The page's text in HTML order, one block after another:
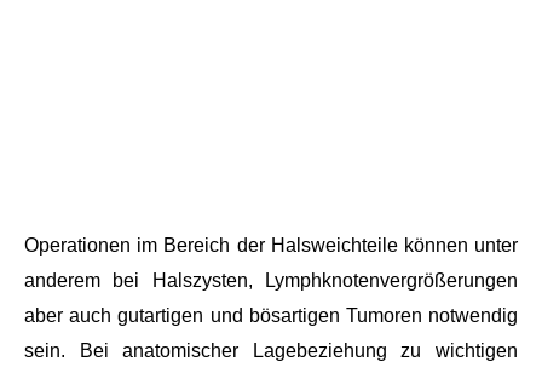
Operationen im Bereich der Halsweichteile können unter
anderem bei Halszysten, Lymphknotenvergrößerungen
aber auch gutartigen und bösartigen Tumoren notwendig
sein. Bei anatomischer Lagebeziehung zu wichtigen